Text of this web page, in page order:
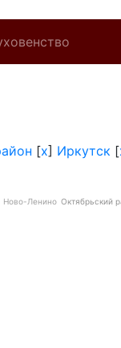
[x] Иркутск [
Ново-Ленино Октябрьский